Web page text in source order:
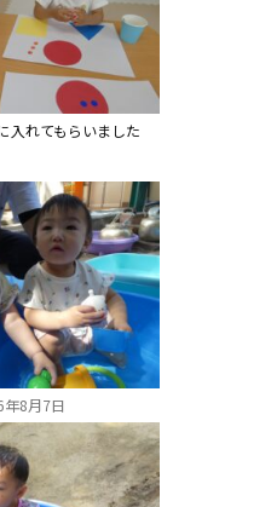
入れてもらいました
年8月7日